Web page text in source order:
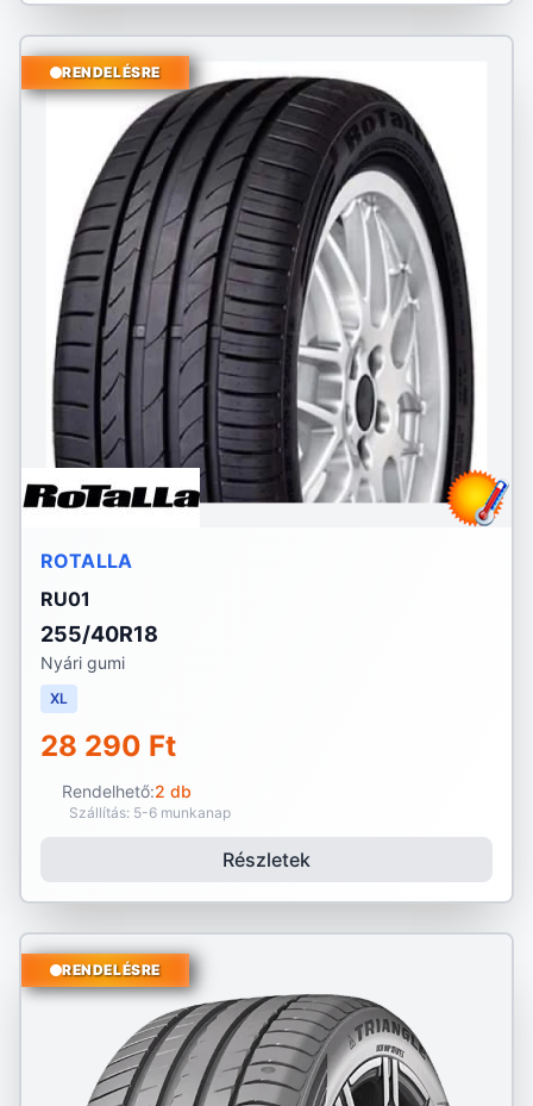
RENDELÉSRE
ROTALLA
RU01
255/40R18
Nyári gumi
XL
28 290 Ft
Rendelhető:2 db
Szállítás: 5-6 munkanap
Részletek
RENDELÉSRE